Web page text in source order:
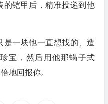
的铠甲后，精准投递到他
是一块他一直想找的、造
宝，然后用他那蝎子式
地回报你。